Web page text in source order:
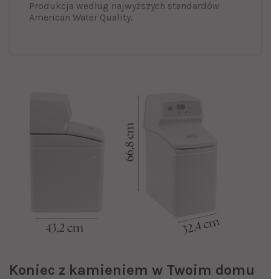
Produkcja według najwyższych standardów
American Water Quality.
Koniec z kamieniem w Twoim domu